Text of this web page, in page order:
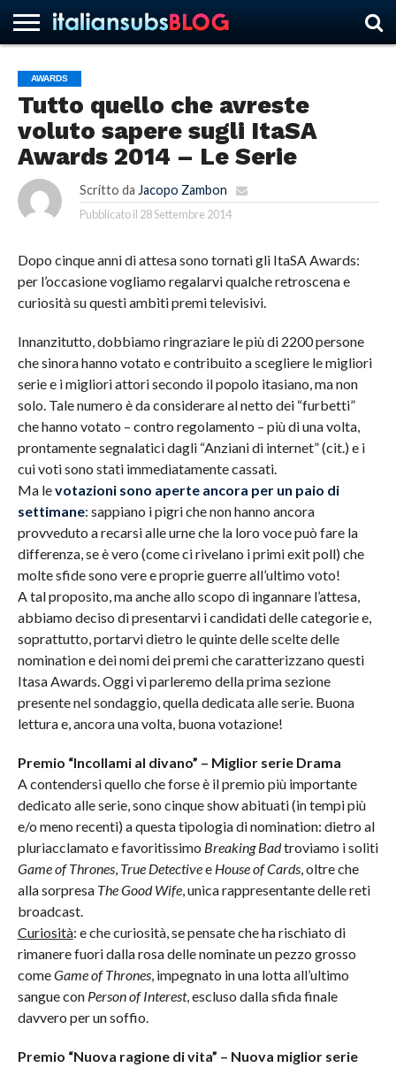
HOME
NEWS
ASCOLTI
RECENSIONI
INTERVISTE
CURIOSITÀ
CHI
SIAMO
CONTATTACI
FORUM
ITALIANSUBS
AWARDS
Tutto quello che avreste
voluto sapere sugli ItaSA
Awards 2014 – Le Serie
Scritto da Jacopo Zambon
Pubblicato il 28 Settembre 2014
Dopo cinque anni di attesa sono tornati gli ItaSA Awards:
per l’occasione vogliamo regalarvi qualche retroscena e
curiosità su questi ambiti premi televisivi.
Innanzitutto, dobbiamo ringraziare le più di 2200 persone
che sinora hanno votato e contribuito a scegliere le migliori
serie e i migliori attori secondo il popolo itasiano, ma non
solo. Tale numero è da considerare al netto dei “furbetti”
che hanno votato – contro regolamento – più di una volta,
prontamente segnalatici dagli “Anziani di internet” (cit.) e i
cui voti sono stati immediatamente cassati.
Ma levotazioni sono aperte ancora per un paio di
settimane: sappiano i pigri che non hanno ancora
provveduto a recarsi alle urne che la loro voce può fare la
differenza, se è vero (come ci rivelano i primi exit poll) che
molte sfide sono vere e proprie guerre all’ultimo voto!
A tal proposito, ma anche allo scopo di ingannare l’attesa,
abbiamo deciso di presentarvi i candidati delle categorie e,
soprattutto, portarvi dietro le quinte delle scelte delle
nomination e dei nomi dei premi che caratterizzano questi
Itasa Awards. Oggi vi parleremo della prima sezione
presente nel sondaggio, quella dedicata alle serie. Buona
lettura e, ancora una volta, buona votazione!
Premio “Incollami al divano” – Miglior serie Drama
A contendersi quello che forse è il premio più importante
dedicato alle serie, sono cinque show abituati (in tempi più
e/o meno recenti) a questa tipologia di nomination: dietro al
pluriacclamato e favoritissimo Breaking Badtroviamo i soliti
Game of Thrones, True Detectivee House of Cards, oltre che
alla sorpresa The Good Wife, unica rappresentante delle reti
broadcast.
Curiosità: e che curiosità, se pensate che ha rischiato di
rimanere fuori dalla rosa delle nominate un pezzo grosso
comeGame of Thrones, impegnato in una lotta all’ultimo
sangue con Person of Interest, escluso dalla sfida finale
davvero per un soffio.
Premio “Nuova ragione di vita” – Nuova miglior serie